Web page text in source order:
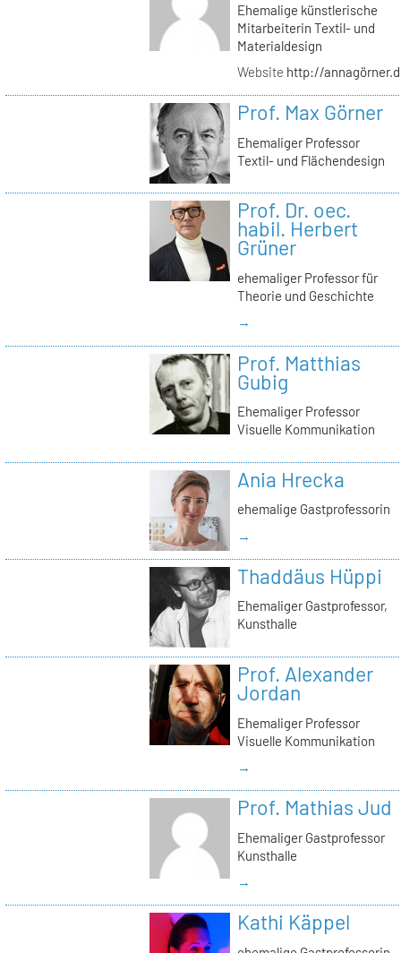
Ehemalige künstlerische
Mitarbeiterin Textil- und
Materialdesign
Website http://
Prof. Max Görner
Ehemaliger Professor
Textil- und Flächendesign
Prof. Dr. oec.
habil. Herbert
Grüner
ehemaliger Professor für
Theorie und Geschichte
→
Prof. Matthias
Gubig
Ehemaliger Professor
Visuelle Kommunikation
Ania Hrecka
ehemalige Gastprofessorin
→
Thaddäus Hüppi
Ehemaliger Gastprofessor,
Kunsthalle
Prof. Alexander
Jordan
Ehemaliger Professor
Visuelle Kommunikation
→
Prof. Mathias Jud
Ehemaliger Gastprofessor
Kunsthalle
→
Kathi Käppel